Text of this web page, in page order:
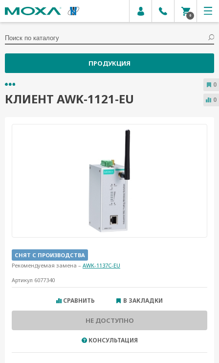
0
ПРОДУКЦИЯ
КЛИЕНТ AWK-1121-EU
СНЯТ С ПРОИЗВОДСТВА
Рекомендуемая замена – AWK-1137C-EU
Артикул 6077340
СРАВНИТЬ В ЗАКЛАДКИ
НЕ ДОСТУПНО
КОНСУЛЬТАЦИЯ
0
0